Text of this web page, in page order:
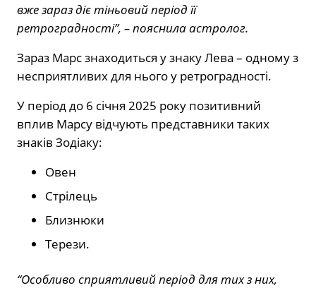
вже зараз діє тіньовий період її
ретроградності”, – пояснила астролог.
Зараз Марс знаходиться у знаку Лева – одному з
несприятливих для нього у ретроградності.
У період до 6 січня 2025 року позитивний
вплив Марсу відчують представники таких
знаків Зодіаку:
Овен️
Стрілець️
Близнюки️
Терези.
“Особливо сприятливий період для тих з них,